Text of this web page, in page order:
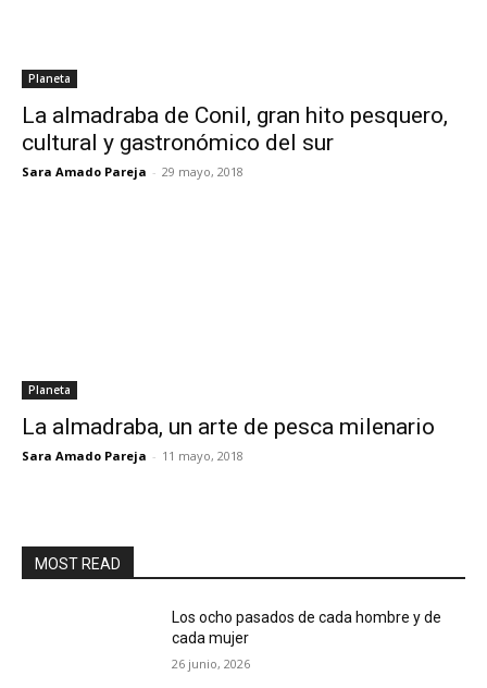
Planeta
La almadraba de Conil, gran hito pesquero,
cultural y gastronómico del sur
Sara Amado Pareja - 29 mayo, 2018
Planeta
La almadraba, un arte de pesca milenario
Sara Amado Pareja - 11 mayo, 2018
MOST READ
Los ocho pasados de cada hombre y de
cada mujer
26 junio, 2026